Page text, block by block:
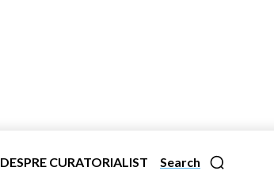
Search
DESPRE CURATORIALIST